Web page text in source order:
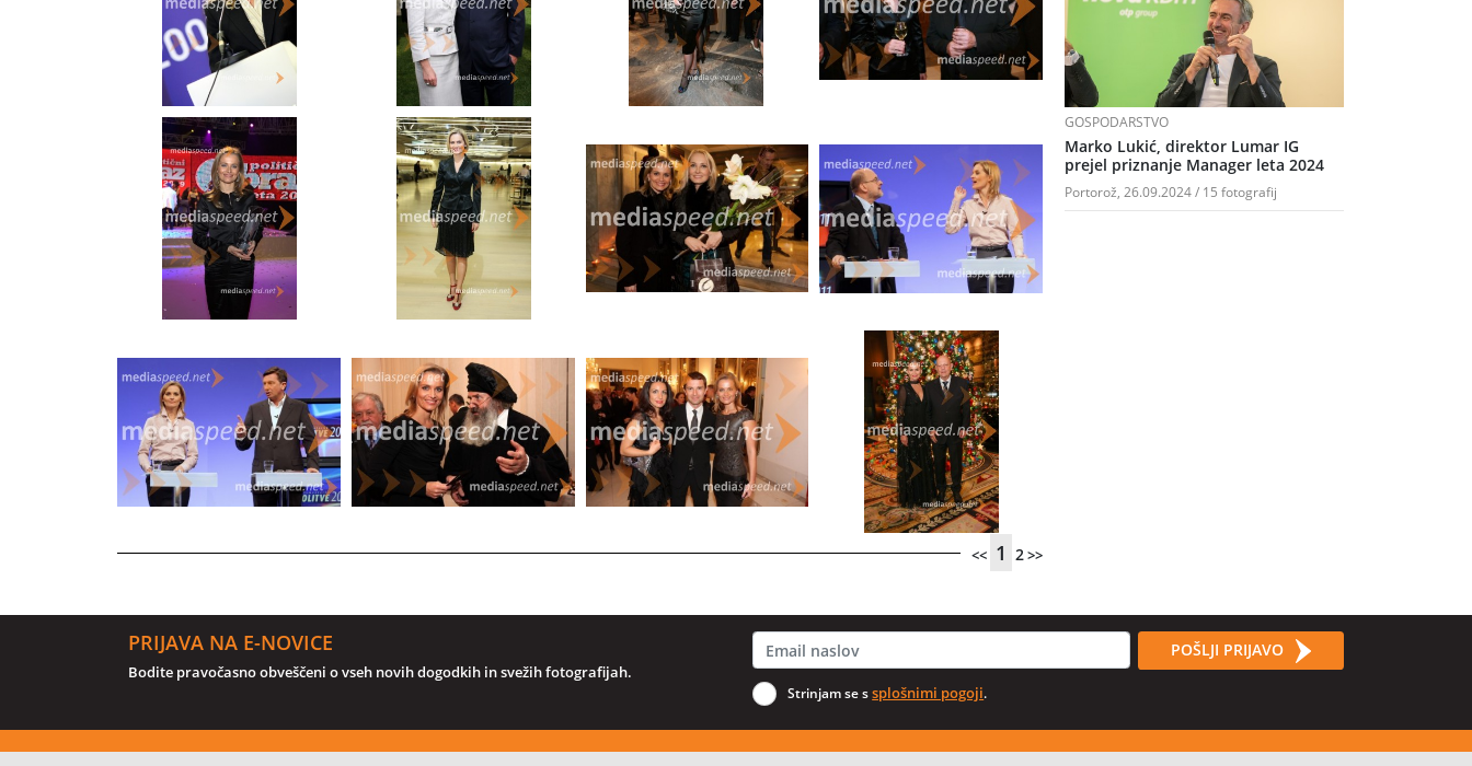
<< 1 2>>
GOSPODARSTVO
Marko Lukić, direktor Lumar IG
prejel priznanje Manager leta 2024
Portorož, 26.09.2024 / 15 fotografij
PRIJAVA NA E-NOVICE
Bodite pravočasno obveščeni o vseh novih dogodkih in svežih fotografijah.
POŠLJI PRIJAVO
Strinjam se ssplošnimi pogoji.